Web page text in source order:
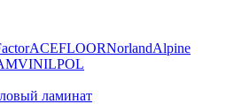
ACEFLOORNorlandAlpine
VINILPOL
ламинат